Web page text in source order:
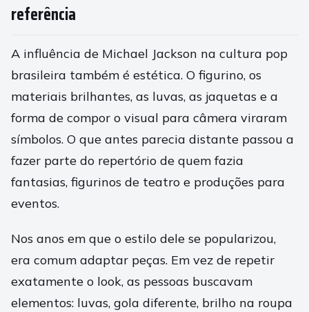
referência
A influência de Michael Jackson na cultura pop
brasileira também é estética. O figurino, os
materiais brilhantes, as luvas, as jaquetas e a
forma de compor o visual para câmera viraram
símbolos. O que antes parecia distante passou a
fazer parte do repertório de quem fazia
fantasias, figurinos de teatro e produções para
eventos.
Nos anos em que o estilo dele se popularizou,
era comum adaptar peças. Em vez de repetir
exatamente o look, as pessoas buscavam
elementos: luvas, gola diferente, brilho na roupa